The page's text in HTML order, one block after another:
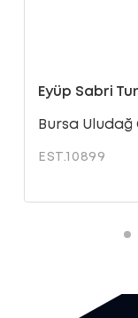
Eyüp Sabri
Bursa Uludağ
EST.10899